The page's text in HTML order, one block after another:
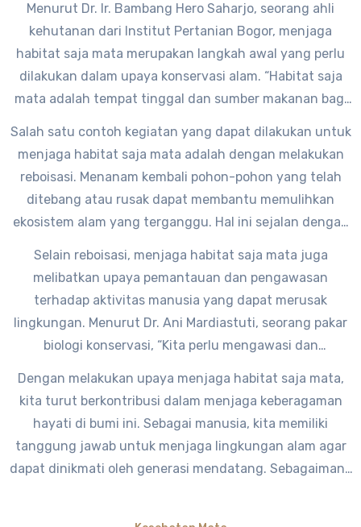
menjaga keberlangsungan kehidupan flora dan fauna di
Menurut Dr. Ir. Bambang Hero Saharjo, seorang ahli
kehutanan dari Institut Pertanian Bogor, menjaga
habitat saja mata merupakan langkah awal yang perlu
dilakukan dalam upaya konservasi alam. “Habitat saja
mata adalah tempat tinggal dan sumber makanan bagi
akan berdampak pada populasi hewan di dalamnya,”
Salah satu contoh kegiatan yang dapat dilakukan untuk
menjaga habitat saja mata adalah dengan melakukan
reboisasi. Menanam kembali pohon-pohon yang telah
ditebang atau rusak dapat membantu memulihkan
ekosistem alam yang terganggu. Hal ini sejalan dengan
Lingkungan Hidup, yang menyatakan, “Kita harus
menjaga habitat alam agar keanekaragaman hayati di
dalamnya tetap terjaga.”
Selain reboisasi, menjaga habitat saja mata juga
melibatkan upaya pemantauan dan pengawasan
terhadap aktivitas manusia yang dapat merusak
lingkungan. Menurut Dr. Ani Mardiastuti, seorang pakar
biologi konservasi, “Kita perlu mengawasi dan
habitat saja mata, seperti illegal logging dan perburuan
Dengan melakukan upaya menjaga habitat saja mata,
kita turut berkontribusi dalam menjaga keberagaman
hayati di bumi ini. Sebagai manusia, kita memiliki
tanggung jawab untuk menjaga lingkungan alam agar
dapat dinikmati oleh generasi mendatang. Sebagaimana